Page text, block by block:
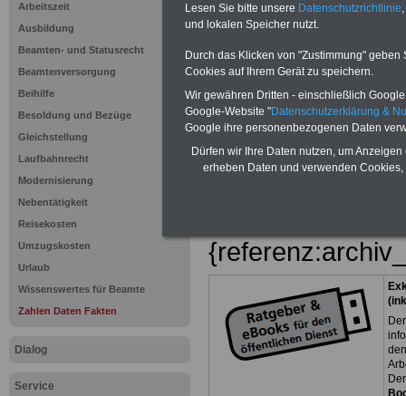
Arbeitszeit
Ausbildung
Beamten- und Statusrecht
Beamtenversorgung
Beihilfe
Besoldung und Bezüge
Gleichstellung
Laufbahnrecht
Modernisierung
Nebentätigkeit
Reisekosten
Umzugskosten
Urlaub
Wissenswertes für Beamte
Zahlen Daten Fakten
Dialog
Service
Geldanlage - Kredite -
Selbsthilfeeinrichtungen für
vergleichen, dann
sichern
Zur Übersicht
Zahlen, Daten
Beamten und
Lesen Sie bitte unsere Datenschutzrichtlinie
und lokalen Speicher nutzt.
Durch das Klicken von "Zustimmung"
Cookies auf Ihrem Gerät zu speichern.
Wir gewähren Dritten - einschließlich
Google-Website "Datenschutzerklärung &
Google ihre personenbezogenen Daten
Dürfen wir Ihre Daten nutzen, um
erheben Daten und verwenden